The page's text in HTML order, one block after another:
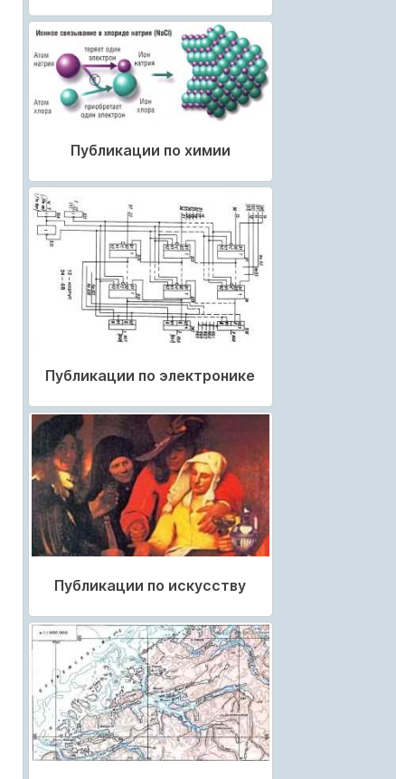
Публикации по химии
Публикации по электронике
Публикации по искусству